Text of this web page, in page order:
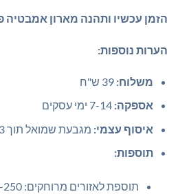
הזמן עכשיו ותהנה מארון אמבטיה
הערות נוספות:
משלוח:
אספקה:
איסוף עצמי: מגבעת שמואל תוך 2-3 ימי עסקים
תוספות:
תוספת לאזורים מרוחקים: 99-250 ₪